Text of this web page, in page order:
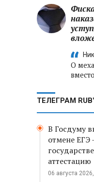
О
ТЕЛЕГРАМ
В Госдуму
отмене ЕГЭ
аттестацию
06 августа